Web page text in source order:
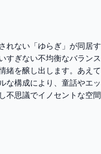
れない「ゆらぎ」が同居す
すぎない不均衡なバランス
緒を醸し出します。あえて
な構成により、童話やエッ
不思議でイノセントな空間